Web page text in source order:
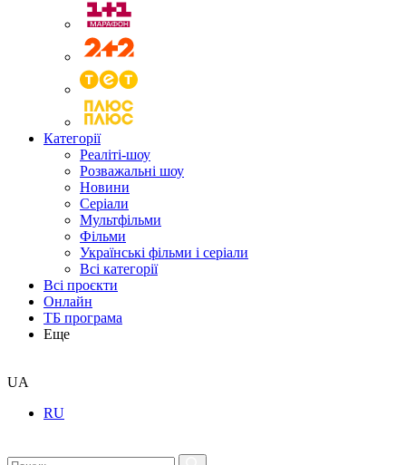
Категорії
Реаліті-шоу
Розважальні шоу
Новини
Серіали
Мультфільми
Фільми
Українські фільми і серіали
Всі категорії
Всі проєкти
Онлайн
ТБ програма
Еще
UA
RU